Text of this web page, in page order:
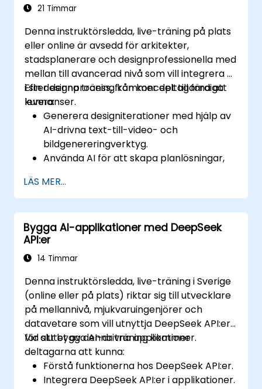
21 Timmar
Denna instruktörsledda, live-träning på plats
eller online är avsedd för arkitekter,
stadsplanerare och designprofessionella med
mellan till avancerad nivå som vill integrera AI
i sin designprocess, från koncept till färdiga
leveranser.
Efter denna träning kommer deltagarna att
kunna:
Generera designiterationer med hjälp av
AI-drivna text-till-video- och
bildgenereringverktyg.
Använda AI för att skapa planlösningar,
Säkerställa överensstämmelse med
regleringar med hjälp av AI-drivet
designvalidering.
Integrera AI-arbetsflöden i Revit och
andra renderingsverktyg.
LÄS MER...
Bygga AI-applikationer med DeepSeek
API:er
14 Timmar
Denna instruktörsledda, live-träning i Sverige
(online eller på plats) riktar sig till utvecklare
på mellannivå, mjukvaruingenjörer och
datavetare som vill utnyttja DeepSeek API:er
för att bygga AI-drivna applikationer.
Vid slutet av denna träning kommer
deltagarna att kunna:
Förstå funktionerna hos DeepSeek API:er.
Integrera DeepSeek API:er i applikationer.